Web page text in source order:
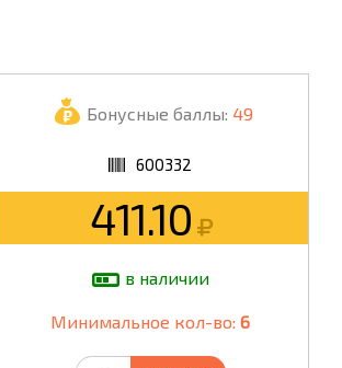
УПАКОВКА
ШКОЛА
Бонусные баллы: 49
600332
411.10
в наличии
Минимальное кол-во: 6